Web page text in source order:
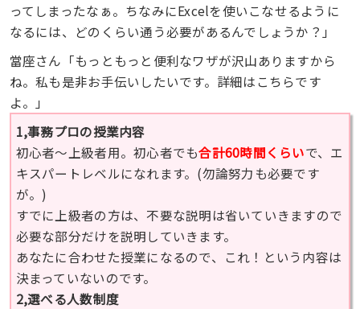
ってしまったなぁ。ちなみにExcelを使いこなせるように
なるには、どのくらい通う必要があるんでしょうか？」
當座さん「もっともっと便利なワザが沢山ありますから
ね。私も是非お手伝いしたいです。詳細はこちらです
よ。」
1,事務プロの授業内容
初心者〜上級者用。初心者でも合計60時間くらいで、エ
キスパートレベルになれます。(勿論努力も必要です
が。)
すでに上級者の方は、不要な説明は省いていきますので
必要な部分だけを説明していきます。
あなたに合わせた授業になるので、これ！という内容は
決まっていないのです。
2,選べる人数制度